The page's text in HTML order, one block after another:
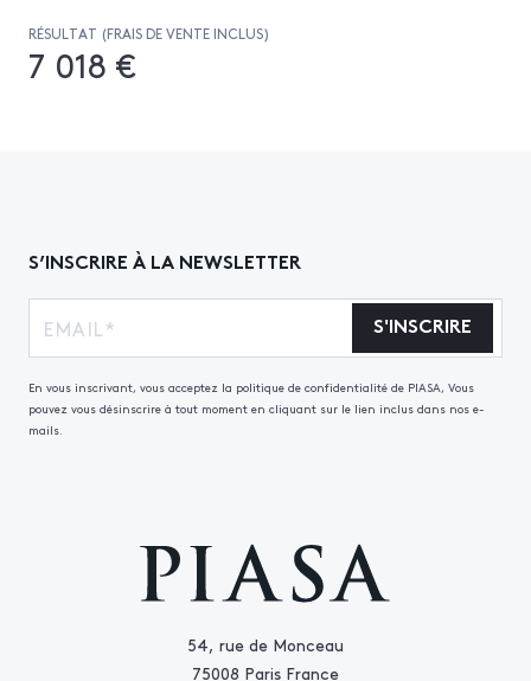
RÉSULTAT (FRAIS DE VENTE INCLUS)
7 018 €
54, rue de Monceau
75008 Paris France
S’INSCRIRE À LA NEWSLETTER
S'INSCRIRE
En vous inscrivant, vous acceptez la politique de confidentialité de PIASA, Vous
pouvez vous désinscrire à tout moment en cliquant sur le lien inclus dans nos e-
mails.